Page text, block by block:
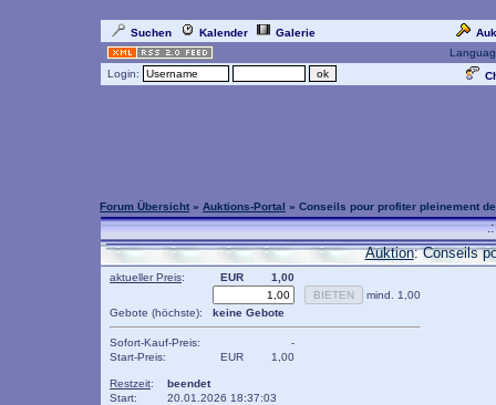
Suchen Kalender Galerie
Login:
Forum Übersicht » Auktions-Portal » Conseils pour profiter pleinement
Auktion: Conseils
aktueller Preis: EUR
1,00
mind. 1,00
Gebote (höchste):
keine Gebote
Sofort-Kauf-Preis:
-
Start-Preis:
EUR 1,00
Restzeit:
beendet
Start:
20.01.2026 18:37:03